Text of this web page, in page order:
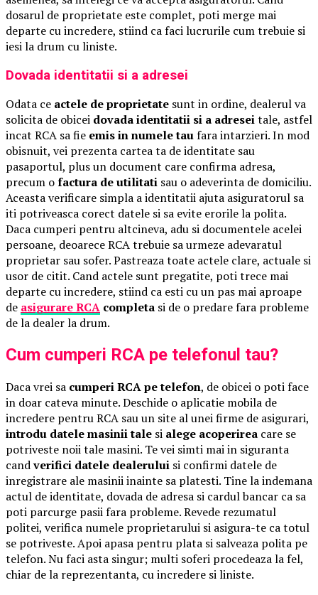
dosarul de proprietate este complet, poti merge mai
departe cu incredere, stiind ca faci lucrurile cum trebuie si
iesi la drum cu liniste.
Dovada identitatii si a adresei
Odata ce actele de proprietate sunt in ordine, dealerul va
solicita de obicei dovada identitatii si a adreseitale, astfel
incat RCA sa fie emis in numele taufara intarzieri. In mod
obisnuit, vei prezenta cartea ta de identitate sau
pasaportul, plus un document care confirma adresa,
precum ofactura de utilitati sau o adeverinta de domiciliu.
Aceasta verificare simpla a identitatii ajuta asiguratorul sa
iti potriveasca corect datele si sa evite erorile la polita.
Daca cumperi pentru altcineva, adu si documentele acelei
persoane, deoarece RCA trebuie sa urmeze adevaratul
proprietar sau sofer. Pastreaza toate actele clare, actuale si
usor de citit. Cand actele sunt pregatite, poti trece mai
departe cu incredere, stiind ca esti cu un pas mai aproape
de asigurare RCA completa si de o predare fara probleme
de la dealer la drum.
Cum cumperi RCA pe telefonul tau?
Daca vrei sa cumperi RCA pe telefon, de obicei o poti face
in doar cateva minute. Deschide o aplicatie mobila de
incredere pentru RCA sau un site al unei firme de asigurari,
introdu datele masinii tale si alege acoperirea care se
potriveste noii tale masini. Te vei simti mai in siguranta
candverifici datele dealerului si confirmi datele de
inregistrare ale masinii inainte sa platesti. Tine la indemana
actul de identitate, dovada de adresa si cardul bancar ca sa
poti parcurge pasii fara probleme. Revede rezumatul
politei, verifica numele proprietarului si asigura-te ca totul
se potriveste. Apoi apasa pentru plata si salveaza polita pe
telefon. Nu faci asta singur; multi soferi procedeaza la fel,
chiar de la reprezentanta, cu incredere si liniste.